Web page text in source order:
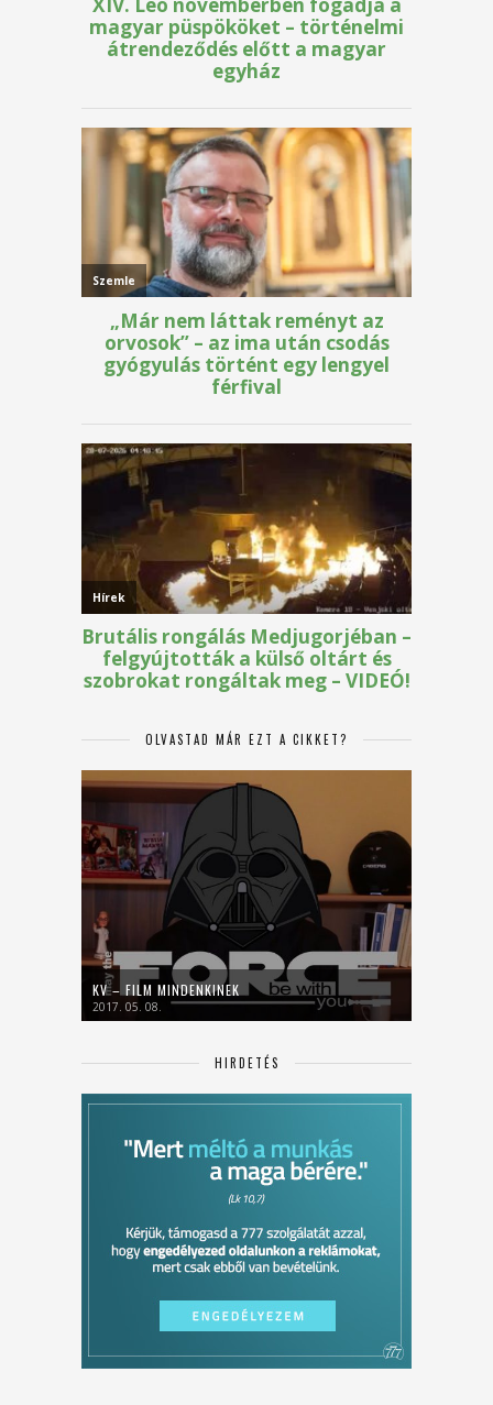
OLVASTAD MÁR EZT A CIKKET?
KV – FILM MINDENKINEK
2017. 05. 08.
HIRDETÉS